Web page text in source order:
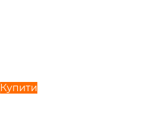
Купити